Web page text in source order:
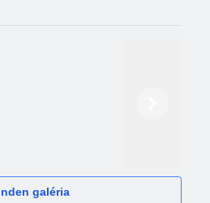
galéria